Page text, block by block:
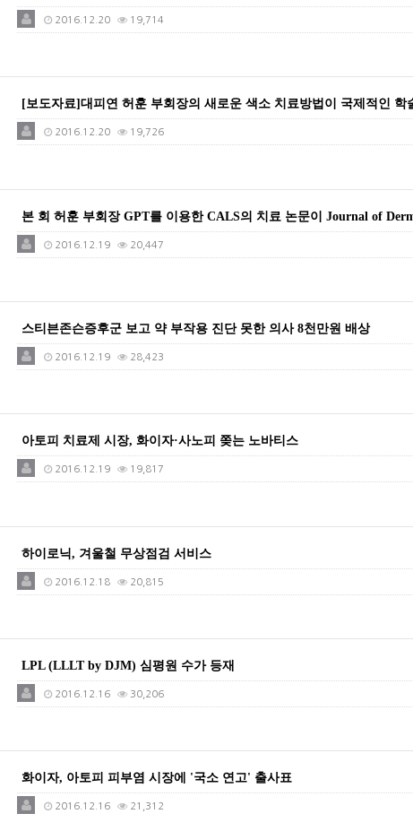
2016.12.20 19,714
[보도자료]대피연 허훈 부회장의 새로운 색소 치료방법이 국제적인
2016.12.20 19,726
본 회 허훈 부회장 GPT를 이용한 CALS의 치료 논문이 Journal of
2016.12.19 20,447
스티븐존슨증후군 보고 약 부작용 진단 못한 의사 8천만원 배상
2016.12.19 28,423
아토피 치료제 시장, 화이자·사노피 쫒는 노바티스
2016.12.19 19,817
하이로닉, 겨울철 무상점검 서비스
2016.12.18 20,815
LPL (LLLT by DJM) 심평원 수가 등재
2016.12.16 30,206
화이자, 아토피 피부염 시장에 '국소 연고' 출사표
2016.12.16 21,312